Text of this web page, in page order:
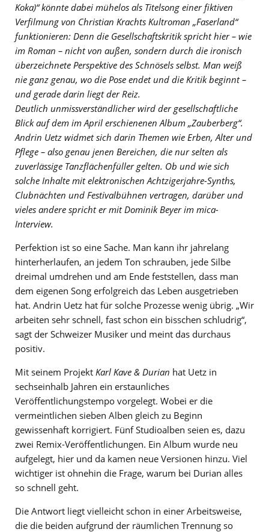
Koka)“ könnte dabei mühelos als Titelsong einer fiktiven
Verfilmung von Christian Krachts Kultroman „Faserland“
funktionieren: Denn die Gesellschaftskritik spricht hier – wie
im Roman – nicht von außen, sondern durch die ironisch
überzeichnete Perspektive des Schnösels selbst. Man weiß
nie ganz genau, wo die Pose endet und die Kritik beginnt –
und gerade darin liegt der Reiz.
Deutlich unmissverständlicher wird der gesellschaftliche
Blick auf dem im April erschienenen Album „Zauberberg“.
Andrin Uetz widmet sich darin Themen wie Erben, Alter und
Pflege – also genau jenen Bereichen, die nur selten als
zuverlässige Tanzflächenfüller gelten. Ob und wie sich
solche Inhalte mit elektronischen Achtzigerjahre-Synths,
Clubnächten und Festivalbühnen vertragen, darüber und
vieles andere spricht er mit Dominik Beyer im mica-
Interview.
Perfektion ist so eine Sache. Man kann ihr jahrelang
hinterherlaufen, an jedem Ton schrauben, jede Silbe
dreimal umdrehen und am Ende feststellen, dass man
dem eigenen Song erfolgreich das Leben ausgetrieben
hat. Andrin Uetz hat für solche Prozesse wenig übrig. „Wir
arbeiten sehr schnell, fast schon ein bisschen schludrig“,
sagt der Schweizer Musiker und meint das durchaus
positiv.
Mit seinem Projekt Karl Kave & Durian hat Uetz in
sechseinhalb Jahren ein erstaunliches
Veröffentlichungstempo vorgelegt. Wobei er die
vermeintlichen sieben Alben gleich zu Beginn
gewissenhaft korrigiert. Fünf Studioalben seien es, dazu
zwei Remix-Veröffentlichungen. Ein Album wurde neu
aufgelegt, hier und da kamen neue Versionen hinzu. Viel
wichtiger ist ohnehin die Frage, warum bei Durian alles
so schnell geht.
Die Antwort liegt vielleicht schon in einer Arbeitsweise,
die die beiden aufgrund der räumlichen Trennung so